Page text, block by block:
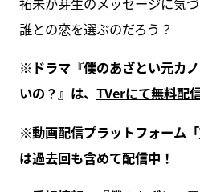
誰との恋を選ぶのだろう？
※ドラマ『僕のあざとい元カ
いの？』は、 TVerにて無料配
※動画配信プラットフォーム「
は過去回も含めて配信中！